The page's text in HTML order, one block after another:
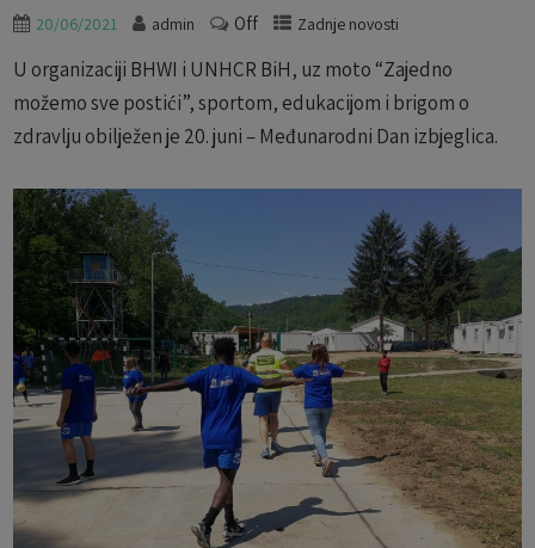
20/06/2021 admin Off Zadnje novosti
U organizaciji BHWI i UNHCR BiH, uz moto “Zajedno
možemo sve postići”, sportom, edukacijom i brigom o
zdravlju obilježen je 20. juni – Međunarodni Dan izbjeglica.